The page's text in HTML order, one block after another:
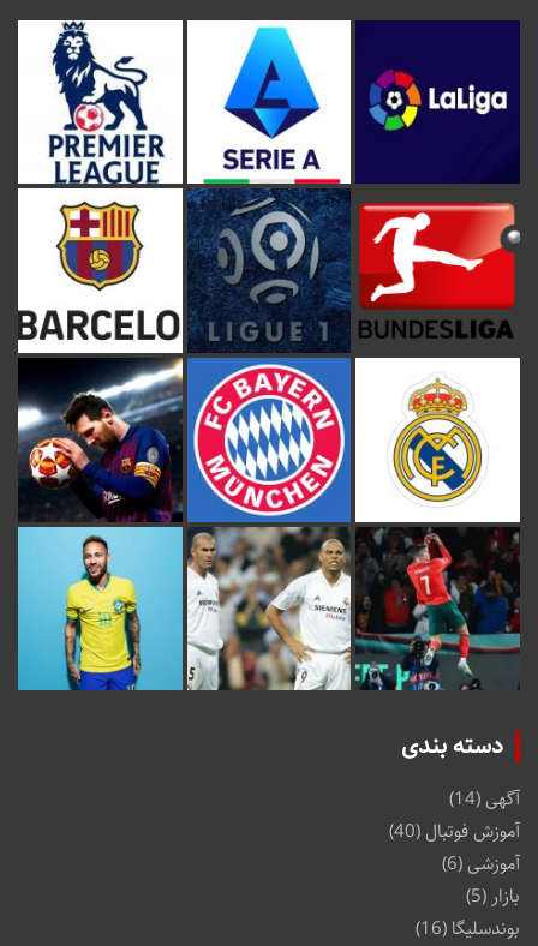
دسته بندی
آگهی(14)
آموزش فوتبال (40)
آموزشی(6)
بازار (5)
بوندسلیگا (16)